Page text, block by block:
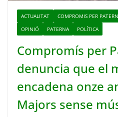
ACTUALITAT COMPROMIS PER
OPINIÓ
PATERNA POLÍTICA
Compromís per
denuncia que el
encadena onze
Majors sense